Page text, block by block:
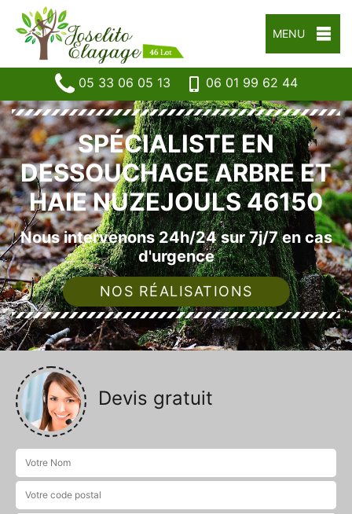
MENU
05 33 06 05 13 06 01 99 62 44
SPÉCIALISTE EN
DESSOUCHAGE ARBRE ET
HAIE NUZEJOULS 46150
Nous intervenons 24h/24 sur 7j/7 en cas
d'urgence
NOS RÉALISATIONS
Devis gratuit